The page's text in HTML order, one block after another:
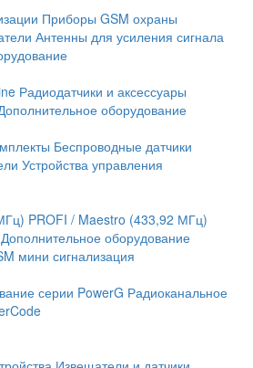
Приборы GSM охраны
Антенны для усиления сигнала
Радиодатчики и аксессуары
оборудование
Беспроводные датчики
Устройства управления
PROFI / Maestro (433,92 МГц)
Дополнительное оборудование
мини сигнализация
серии PowerG Радиоканальное